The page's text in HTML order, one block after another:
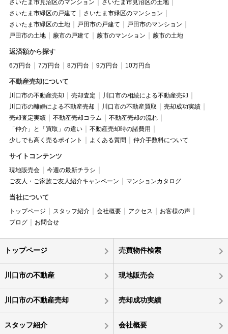
さいたま市見沼区のマンション
さいたま市見沼区の土地
さいたま市緑区の戸建て
さいたま市緑区のマンション
さいたま市緑区の土地
戸田市の戸建て
戸田市のマンション
戸田市の土地
蕨市の戸建て 蕨市のマンション 蕨市の土地
返済額から探す
6万円台 7万円台 8万円台 9万円台 10万円台
不動産売却について
川口市の不動産売却 売却査定
川口市の相続による不動産売却
川口市の離婚による不動産売却
川口市の不動産買取
売却成功実績
売却査定実績
不動産売却コラム
不動産売却の流れ
「仲介」と「買取」の違い
不動産売却時の諸費用
少しでも高く売るポイント
よくある質問 仲介手数料について
サイトコンテンツ
現地販売会
今週の最新チラシ
ご友人・ご家族ご友人紹介キャンペーン
マンションカタログ
当社について
トップページ スタッフ紹介 会社概要 アクセス
お客様の声
ブログ
お問合せ
トップページ 売買物件検索
川口市の不動産 現地販売会
川口市の不動産売却 売却成功実績
スタッフ紹介 会社概要